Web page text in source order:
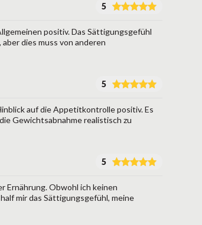
5
positiv. Das Sättigungsgefühl
dies muss von anderen
5
auf die Appetitkontrolle positiv. Es
Gewichtsabnahme realistisch zu
5
Ernährung. Obwohl ich keinen
mir das Sättigungsgefühl, meine